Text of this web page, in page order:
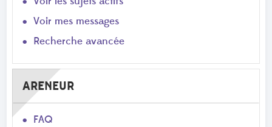
Voir mes messages
Recherche avancée
ARENEUR
FAQ